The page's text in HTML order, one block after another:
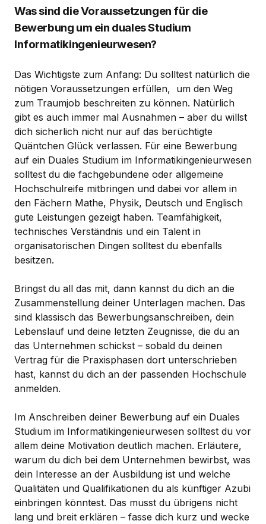
Was sind die Voraussetzungen für die
Bewerbung um ein duales Studium
Informatikingenieurwesen?
Das Wichtigste zum Anfang: Du solltest natürlich die
nötigen Voraussetzungen erfüllen, um den Weg
zum Traumjob beschreiten zu können. Natürlich
gibt es auch immer mal Ausnahmen – aber du willst
dich sicherlich nicht nur auf das berüchtigte
Quäntchen Glück verlassen. Für eine Bewerbung
auf ein Duales Studium im Informatikingenieurwesen
solltest du die fachgebundene oder allgemeine
Hochschulreife mitbringen und dabei vor allem in
den Fächern Mathe, Physik, Deutsch und Englisch
gute Leistungen gezeigt haben. Teamfähigkeit,
technisches Verständnis und ein Talent in
organisatorischen Dingen solltest du ebenfalls
besitzen.
Bringst du all das mit, dann kannst du dich an die
Zusammenstellung deiner Unterlagen machen. Das
sind klassisch das Bewerbungsanschreiben, dein
Lebenslauf und deine letzten Zeugnisse, die du an
das Unternehmen schickst – sobald du deinen
Vertrag für die Praxisphasen dort unterschrieben
hast, kannst du dich an der passenden Hochschule
anmelden.
Im Anschreiben deiner Bewerbung auf ein Duales
Studium im Informatikingenieurwesen solltest du vor
allem deine Motivation deutlich machen. Erläutere,
warum du dich bei dem Unternehmen bewirbst, was
dein Interesse an der Ausbildung ist und welche
Qualitäten und Qualifikationen du als künftiger Azubi
einbringen könntest. Das musst du übrigens nicht
lang und breit erklären – fasse dich kurz und wecke